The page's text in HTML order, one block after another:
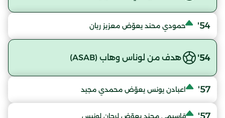
54' حمودي محند يعوّض معزيز ريان
54' هدف من لوناس وهاب (ASAB)
57' اعبادن يونس يعوّض محمدي مجيد
قاسيمي محند يعوّض لرجان لونيس